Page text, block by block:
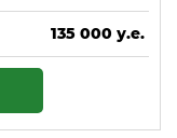
135 000 у.е.
5 805 000 ₴